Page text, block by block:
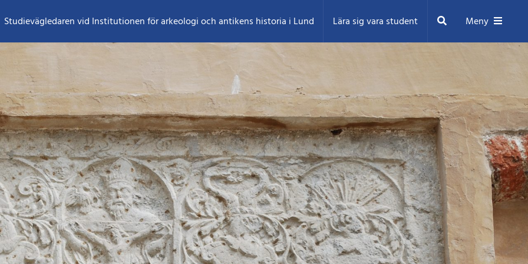
Studievägledaren vid Institutionen för arkeologi och antikens historia i Lund Lära sig vara student Sök Meny